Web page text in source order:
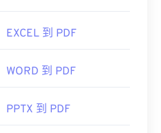
和 Firefox，都能直
果你想要更高級的功
EXCEL 到 PDF
WORD 到 PDF
PPTX 到 PDF